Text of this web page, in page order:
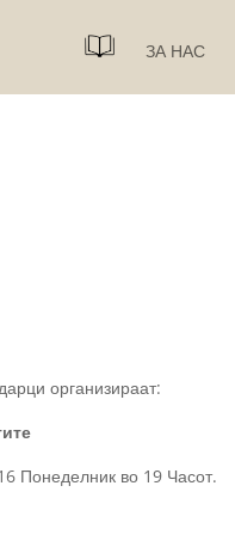
ЗА НАС
организираат:
Понеделник во 19 Часот.